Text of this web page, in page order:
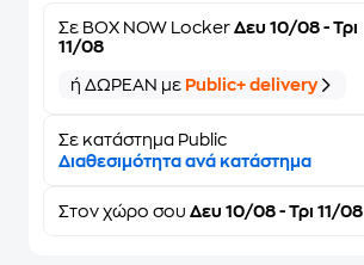
Σε BOX NOW Locker Δευ 10/08 - Τρι
11/08
ή ΔΩΡΕΑΝ με Public+ delivery
Σε κατάστημα Public
Διαθεσιμότητα ανά κατάστημα
Στον χώρο σου Δευ 10/08 - Τρι 11/08